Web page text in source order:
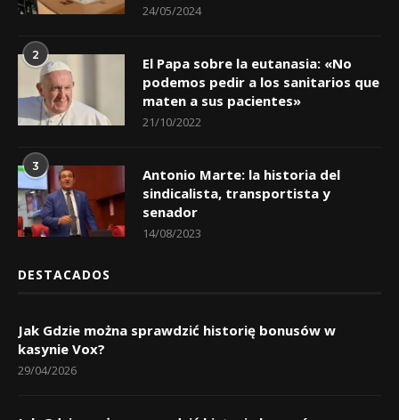
24/05/2024
2
El Papa sobre la eutanasia: «No
podemos pedir a los sanitarios que
maten a sus pacientes»
21/10/2022
3
Antonio Marte: la historia del
sindicalista, transportista y
senador
14/08/2023
DESTACADOS
Jak Gdzie można sprawdzić historię bonusów w
kasynie Vox?
29/04/2026